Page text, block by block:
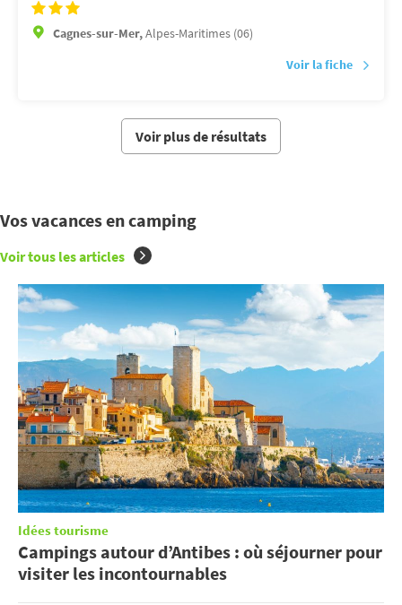
Cagnes-sur-Mer,Alpes-Maritimes (06)
Voir la fiche
Voir plus de résultats
Vos vacances en camping
Voir tous les articles
Idées tourisme
Campings autour d’Antibes : où séjourner pour
visiter les incontournables